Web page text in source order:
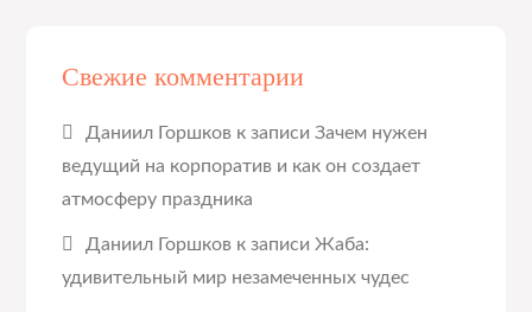
Свежие комментарии
Даниил Горшков к записиЗачем нужен
ведущий на корпоратив и как он создает
атмосферу праздника
Даниил Горшков к записиЖаба:
удивительный мир незамеченных чудес